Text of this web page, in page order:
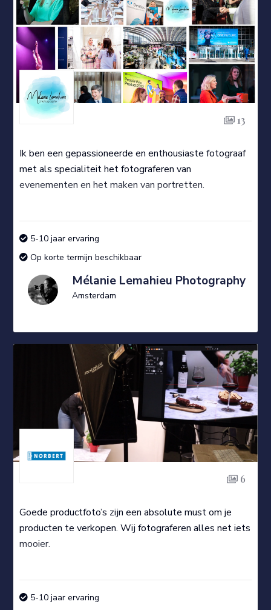
13
Ik ben een gepassioneerde en enthousiaste fotograaf
met als specialiteit het fotograferen van
evenementen en het maken van portretten.
5-10 jaar ervaring
Op korte termijn beschikbaar
Mélanie Lemahieu Photography
Amsterdam
6
Goede productfoto’s zijn een absolute must om je
producten te verkopen. Wij fotograferen alles net iets
mooier.
5-10 jaar ervaring